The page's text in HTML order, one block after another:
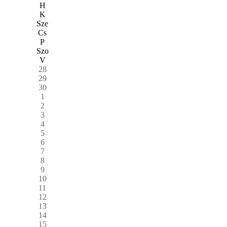
H
K
Sze
Cs
P
Szo
V
28
29
30
1
2
3
4
5
6
7
8
9
10
11
12
13
14
15